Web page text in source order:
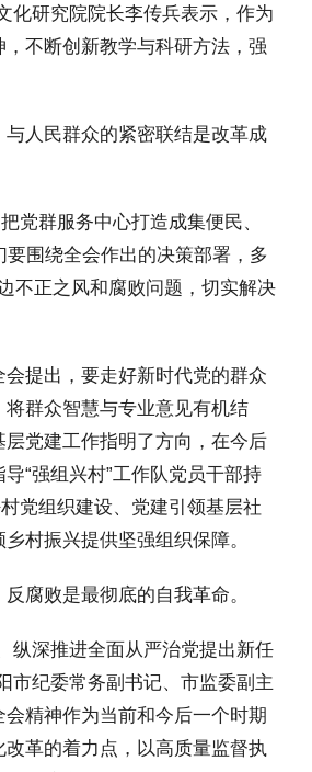
化研究院院长李传兵表示，作为
不断创新教学与科研方法，强
人民群众的紧密联结是改革成
群服务中心打造成集便民、
要围绕全会作出的决策部署，多
不正之风和腐败问题，切实解决
提出，要走好新时代党的群众
群众智慧与专业意见有机结
党建工作指明了方向，在今后
“强组兴村”工作队党员干部持
党组织建设、党建引领基层社
村振兴提供坚强组织保障。
腐败是最彻底的自我革命。
深推进全面从严治党提出新任
市纪委常务副书记、市监委副主
精神作为当前和今后一个时期
革的着力点，以高质量监督执